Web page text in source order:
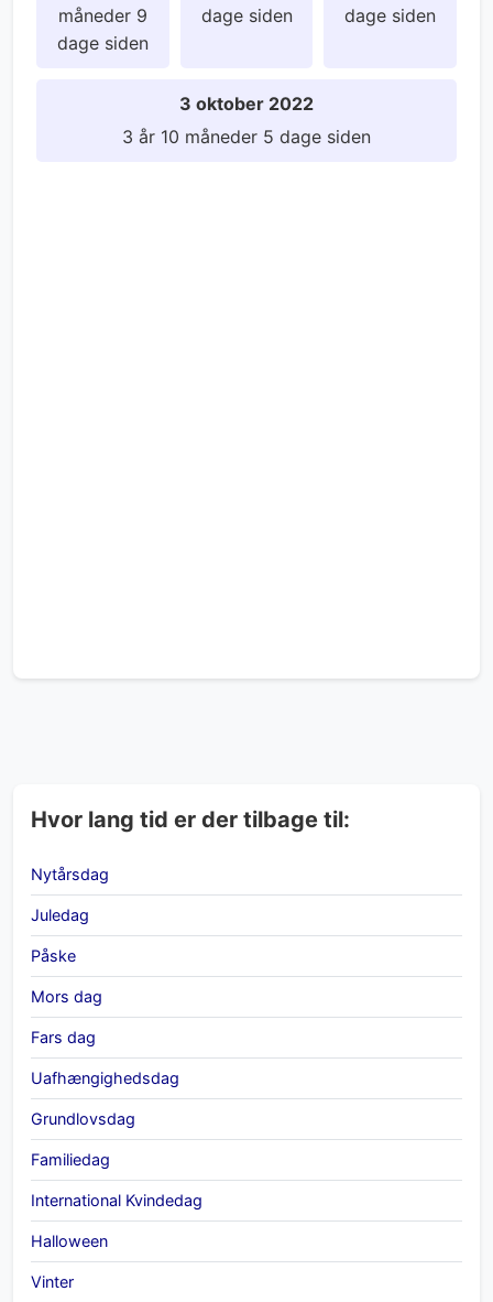
måneder 9
dage siden
dage siden dage siden
3 oktober 2022
3 år 10 måneder 5 dage siden
Hvor lang tid er der tilbage til:
Nytårsdag
Juledag
Påske
Mors dag
Fars dag
Uafhængighedsdag
Grundlovsdag
Familiedag
International Kvindedag
Halloween
Vinter